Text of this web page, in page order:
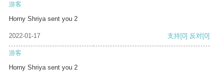
游客
Horny Shriya sent you 2
2022-01-17 支持[0] 反对[0]
游客
Horny Shriya sent you 2